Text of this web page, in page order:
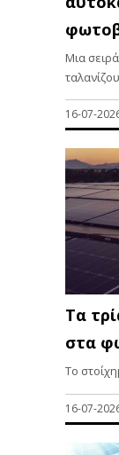
Μια
16-07-
Τα
στα
Το
16-07-